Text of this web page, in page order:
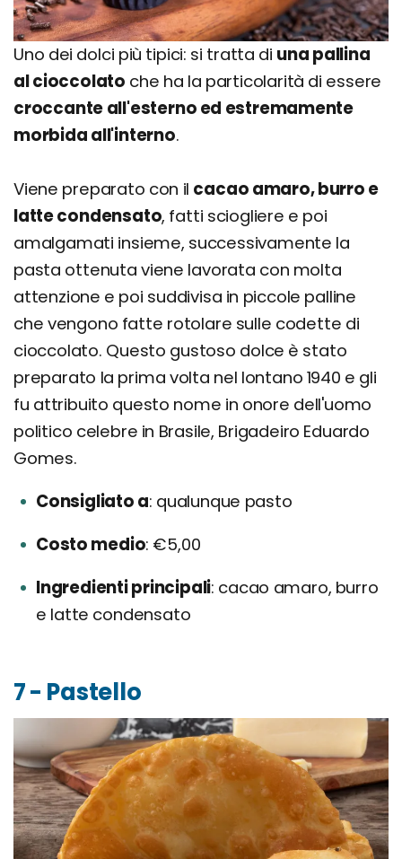
Uno dei dolci più tipici: si tratta di una pallina
al cioccolato che ha la particolarità di essere
croccante all'esterno ed estremamente
morbida all'interno.
Viene preparato con il cacao amaro, burro e
latte condensato, fatti sciogliere e poi
amalgamati insieme, successivamente la
pasta ottenuta viene lavorata con molta
attenzione e poi suddivisa in piccole palline
che vengono fatte rotolare sulle codette di
cioccolato. Questo gustoso dolce è stato
preparato la prima volta nel lontano 1940 e gli
fu attribuito questo nome in onore dell'uomo
politico celebre in Brasile, Brigadeiro Eduardo
Gomes.
Consigliato a qualunque pasto
Costo medio €5,00
Ingredienti principali cacao amaro, burro
e latte condensato
7 - Pastello